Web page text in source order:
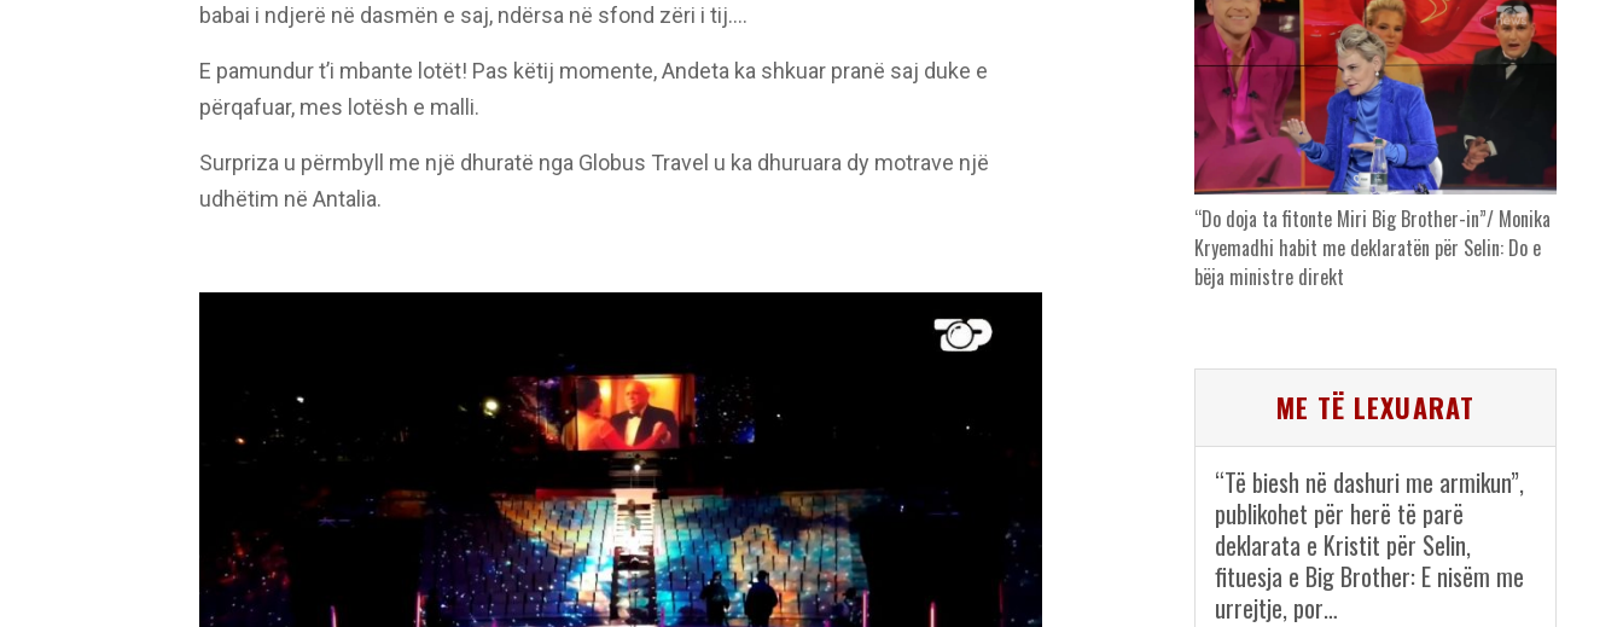
babai i ndjerë në dasmën e saj, ndërsa në sfond zëri i tij….
E pamundur t’i mbante lotët! Pas këtij momente, Andeta ka shkuar pranë saj duke e
përqafuar, mes lotësh e malli.
Surpriza u përmbyll me një dhuratë nga Globus Travel u ka dhuruara dy motrave një
udhëtim në Antalia.
“Do doja ta fitonte Miri Big Brother-in”/ Monika
Kryemadhi habit me deklaratën për Selin: Do e
bëja ministre direkt
ME TË LEXUARAT
“Të biesh në dashuri me armikun”,
publikohet për herë të parë
deklarata e Kristit për Selin,
fituesja e Big Brother: E nisëm me
urrejtje, por…